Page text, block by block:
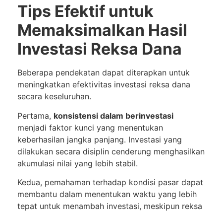
Tips Efektif untuk
Memaksimalkan Hasil
Investasi Reksa Dana
Beberapa pendekatan dapat diterapkan untuk
meningkatkan efektivitas investasi reksa dana
secara keseluruhan.
Pertama, konsistensi dalam berinvestasi
menjadi faktor kunci yang menentukan
keberhasilan jangka panjang. Investasi yang
dilakukan secara disiplin cenderung menghasilkan
akumulasi nilai yang lebih stabil.
Kedua, pemahaman terhadap kondisi pasar dapat
membantu dalam menentukan waktu yang lebih
tepat untuk menambah investasi, meskipun reksa